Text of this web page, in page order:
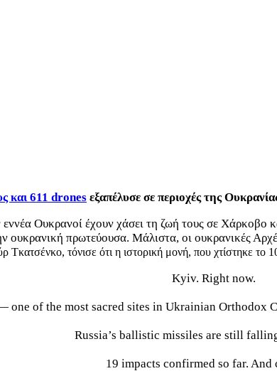
και 611 drones εξαπέλυσε σε περιοχές της
Ουκρανοί έχουν χάσει τη ζωή τους σε Χάρκοβο
πρωτεύουσα. Μάλιστα, οι ουκρανικές
Τκατσένκο, τόνισε ότι η ιστορική μονή, που χτίστηκε το
Kyiv. Right now.
one of the most sacred sites in Ukrainian
Russia’s ballistic missiles are still
19 impacts confirmed so far. And